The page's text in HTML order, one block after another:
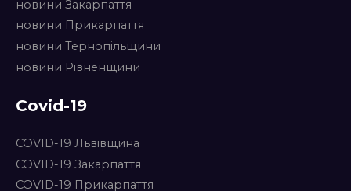
новини Закарпаття
новини Прикарпаття
новини Тернопільщини
новини Рівненщини
Covid-19
COVID-19 Львівщина
COVID-19 Закарпаття
COVID-19 Прикарпаття